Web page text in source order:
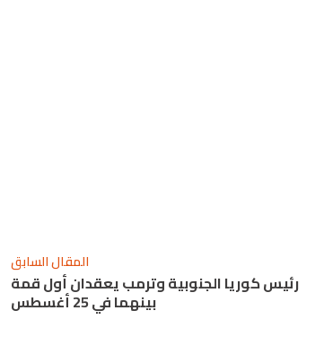
المقال السابق
رئيس كوريا الجنوبية وترمب يعقدان أول قمة
بينهما في 25 أغسطس